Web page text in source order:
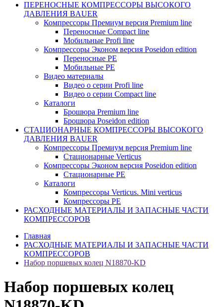
ПЕРЕНОСНЫЕ КОМПРЕССОРЫ ВЫСОКОГО
ДАВЛЕНИЯ BAUER
Компрессоры Премиум версия Premium line
Переносные Compact line
Мобильные Profi line
Компрессоры Эконом версия Poseidon edition
Переносные PE
Мобильные PE
Видео материалы
Видео о серии Profi line
Видео о серии Compact line
Каталоги
Брошюра Premium line
Брошюра Poseidon edition
СТАЦИОНАРНЫЕ КОМПРЕССОРЫ ВЫСОКОГО
ДАВЛЕНИЯ BAUER
Компрессоры Премиум версия Premium line
Стационарные Verticus
Компрессоры Эконом версия Poseidon edition
Стационарные PE
Каталоги
Компрессоры Verticus. Mini verticus
Компрессоры PE
РАСХОДНЫЕ МАТЕРИАЛЫ И ЗАПАСНЫЕ ЧАСТИ
КОМПРЕССОРОВ
Главная
РАСХОДНЫЕ МАТЕРИАЛЫ И ЗАПАСНЫЕ ЧАСТИ
КОМПРЕССОРОВ
Набор поршевых колец N18870-KD
Набор поршевых колец